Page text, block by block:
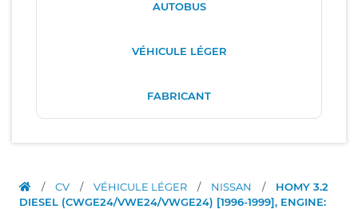
AUTOBUS
VÉHICULE LÉGER
FABRICANT
/ CV / VÉHICULE LÉGER / NISSAN /
HOMY 3.2
DIESEL (CWGE24/VWE24/VWGE24) [1996-1999], ENGINE: